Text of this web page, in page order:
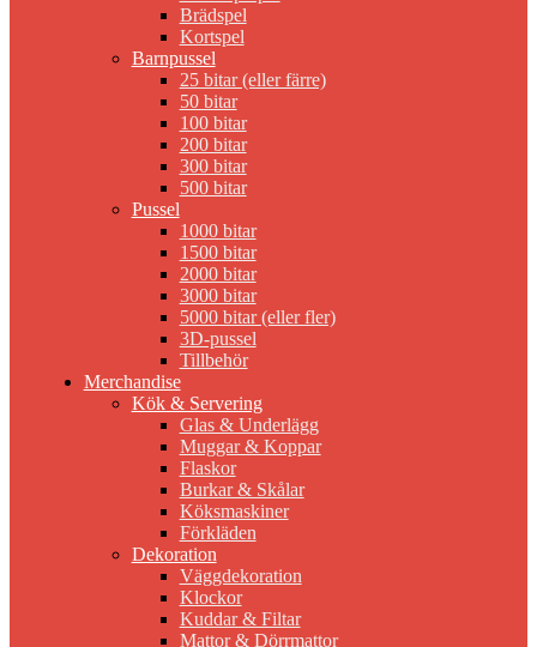
Brädspel
Kortspel
Barnpussel
25 bitar (eller färre)
50 bitar
100 bitar
200 bitar
300 bitar
500 bitar
Pussel
1000 bitar
1500 bitar
2000 bitar
3000 bitar
5000 bitar (eller fler)
3D-pussel
Tillbehör
Merchandise
Kök & Servering
Glas & Underlägg
Muggar & Koppar
Flaskor
Burkar & Skålar
Köksmaskiner
Förkläden
Dekoration
Väggdekoration
Klockor
Kuddar & Filtar
Mattor & Dörrmattor